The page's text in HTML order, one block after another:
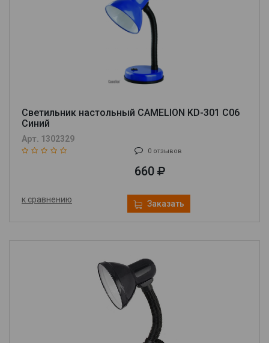
Светильник настольный CAMELION KD-301 C06
Cиний
Арт. 1302329
0 отзывов
660
к сравнению Заказать